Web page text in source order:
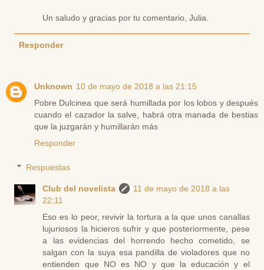
Un saludo y gracias por tu comentario, Julia.
Responder
Unknown 10 de mayo de 2018 a las 21:15
Pobre Dulcinea que será humillada por los lobos y después
cuando el cazador la salve, habrá otra manada de bestias
que la juzgarán y humillarán más
Responder
Respuestas
Club del novelista
11 de mayo de 2018 a las
22:11
Eso es lo peor, revivir la tortura a la que unos canallas
lujuriosos la hicieros sufrir y que posteriormente, pese
a las evidencias del horrendo hecho cometido, se
salgan con la suya esa pandilla de violadores que no
entienden que NO es NO y que la educación y el